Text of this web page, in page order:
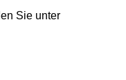
Sie unter